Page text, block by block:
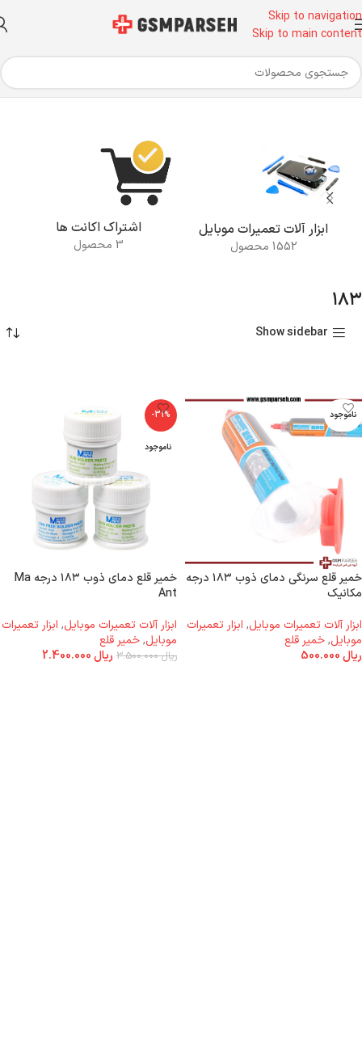
Skip to navigation
Skip to main content
خانه
ابزار آلات تعمیرات موبایل
1552 محصول
اشتراک اکانت ها
3 محصول
۱۸۳
Show sidebar
ناموجود
خمیر قلع سرنگی دمای ذوب ۱۸۳ درجه
مکانیک
ابزار آلات تعمیرات موبایل, ابزار تعمیرات
موبایل,خمیر قلع
ریال
-31%
ناموجود
خمیر قلع دمای ذوب ۱۸۳ درجه Ma
Ant
ابزار آلات تعمیرات موبایل, ابزار تعمیرات
موبایل,خمیر قلع
ریال3.500.000 ریال